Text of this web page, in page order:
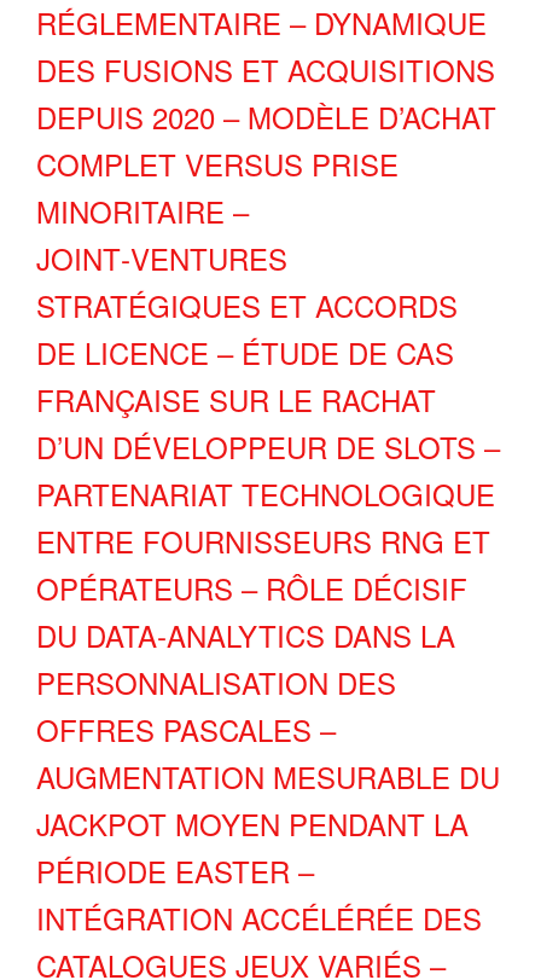
RÉGLEMENTAIRE – DYNAMIQUE
DES FUSIONS ET ACQUISITIONS
DEPUIS 2020 – MODÈLE D’ACHAT
COMPLET VERSUS PRISE
MINORITAIRE –
JOINT‑VENTURES
STRATÉGIQUES ET ACCORDS
DE LICENCE – ÉTUDE DE CAS
FRANÇAISE SUR LE RACHAT
D’UN DÉVELOPPEUR DE SLOTS –
PARTENARIAT TECHNOLOGIQUE
ENTRE FOURNISSEURS RNG ET
OPÉRATEURS – RÔLE DÉCISIF
DU DATA‑ANALYTICS DANS LA
PERSONNALISATION DES
OFFRES PASCALES –
AUGMENTATION MESURABLE DU
JACKPOT MOYEN PENDANT LA
PÉRIODE EASTER –
INTÉGRATION ACCÉLÉRÉE DES
CATALOGUES JEUX VARIÉS –